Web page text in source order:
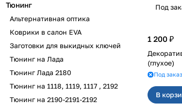
Под
1 200 ₽
(глухое)
Под заказ
В
Тюнинг
Альтернативная оптика
Коврики в салон EVA
Заготовки для выкидных ключей
Тюнинг на Лада
Тюнинг Лада 2180
Тюнинг на 1118, 1119, 1117 , 2192
Тюнинг на 2190-2191-2192